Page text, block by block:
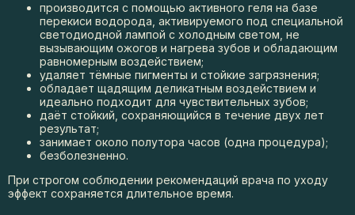
производится с помощью активного геля на базе
перекиси водорода, активируемого под специальной
светодиодной лампой с холодным светом, не
вызывающим ожогов и нагрева зубов и обладающим
равномерным воздействием;
удаляет тёмные пигменты и стойкие загрязнения;
обладает щадящим деликатным воздействием и
идеально подходит для чувствительных зубов;
даёт стойкий, сохраняющийся в течение двух лет
результат;
занимает около полутора часов (одна процедура);
безболезненно.
При строгом соблюдении рекомендаций врача по уходу
эффект сохраняется длительное время.